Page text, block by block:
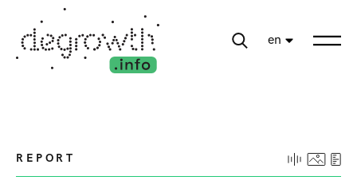
en
REPORT